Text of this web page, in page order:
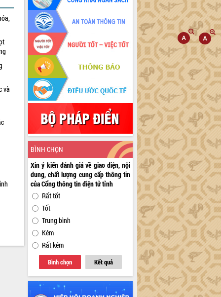
và
BÌNH CHỌN
Xin ý kiến đánh giá về giao diện, nội
dung, chất lượng cung cấp thông tin
của Cổng thông tin điện tử tỉnh
Rất tốt
Tốt
Trung bình
Kém
Rất kém
Bình chọn Kết quả